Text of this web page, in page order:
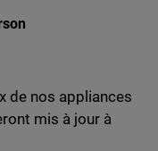
de nos appliances
mis à jour à